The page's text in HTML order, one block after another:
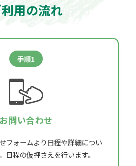
用の流れ
手順1
お問い合わせ
フォームより日程や詳細につい
日程の仮押さえを行います。